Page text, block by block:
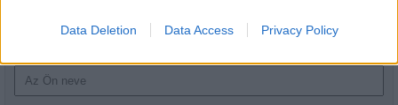
Data Deletion Data Access Privacy Policy